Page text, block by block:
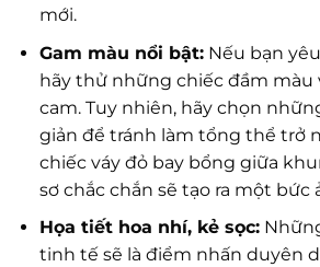
mới.
Gam màu nổi bật:Nếu bạn
hãy thử những chiếc đầm màu
cam. Tuy nhiên, hãy chọn
giản để tránh làm tổng thể trở
chiếc váy đỏ bay bổng giữa
sơ chắc chắn sẽ tạo ra một bức
Họa tiết hoa nhí, kẻ sọc:
tinh tế sẽ là điểm nhấn duyên